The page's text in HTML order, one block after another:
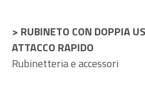
> RUBINETO CON DOPPIA
ATTACCO RAPIDO
Rubinetteria e accessori